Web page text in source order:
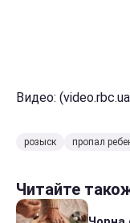
Видео:
розыск пропал
Читайте